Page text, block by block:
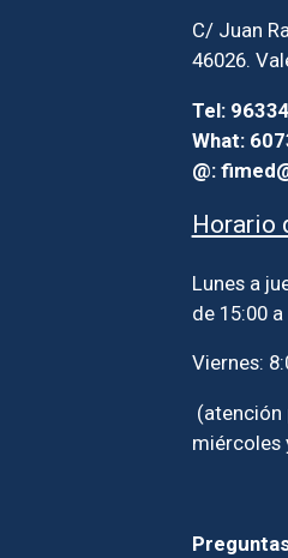
C/ Juan
46026.
Tel:
What:
@:
Horario
Lunes a
de 15:00 a
Viernes:
(atención
miércoles